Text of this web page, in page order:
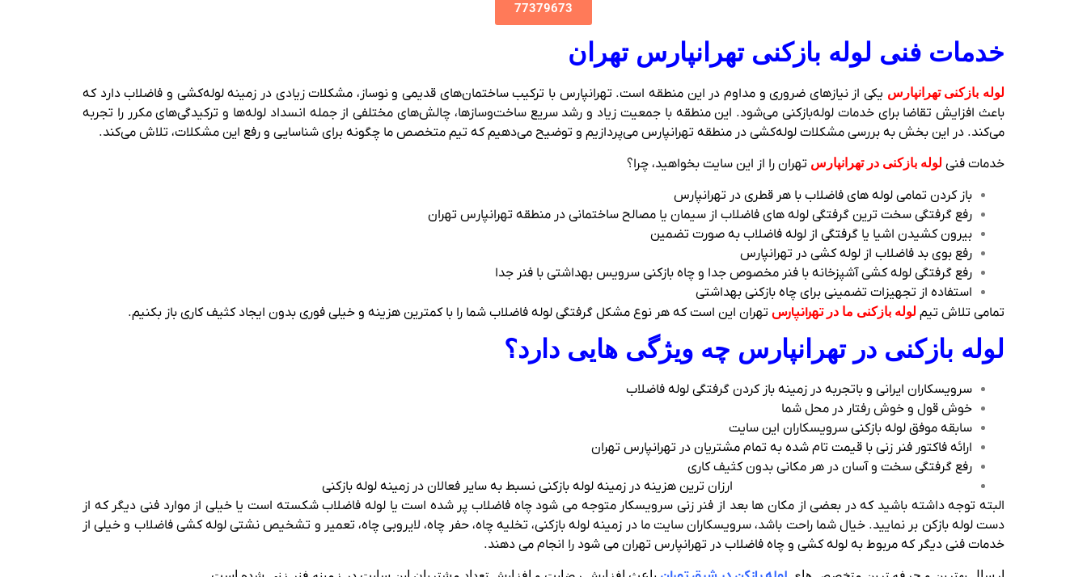
77379673
خدمات فنی لوله بازکنی تهرانپارس تهران
لوله بازکنی تهرانپارس یکی از نیازهای ضروری و مداوم در این منطقه است. تهرانپارس با ترکیب ساختمان‌های قدیمی و نوساز، مشکلات زیادی در زمینه لوله‌کشی و فاضلاب دارد که
باعث افزایش تقاضا برای خدمات لوله‌بازکنی می‌شود. این منطقه با جمعیت زیاد و رشد سریع ساخت‌وسازها، چالش‌های مختلفی از جمله انسداد لوله‌ها و ترکیدگی‌های مکرر را تجربه
می‌کند. در این بخش به بررسی مشکلات لوله‌کشی در منطقه تهرانپارس می‌پردازیم و توضیح می‌دهیم که تیم متخصص ما چگونه برای شناسایی و رفع این مشکلات، تلاش می‌کند.
خدمات فنی لوله بازکنی در تهرانپارس تهران را از این سایت بخواهید، چرا؟
باز کردن تمامی لوله های فاضلاب با هر قطری در تهرانپارس
رفع گرفتگی سخت ترین گرفتگی لوله های فاضلاب از سیمان یا مصالح ساختمانی در منطقه تهرانپارس تهران
بیرون کشیدن اشیا یا گرفتگی از لوله فاضلاب به صورت تضمین
رفع بوی بد فاضلاب از لوله کشی در تهرانپارس
رفع گرفتگی لوله کشی آشپزخانه با فنر مخصوص جدا و چاه بازکنی سرویس بهداشتی با فنر جدا
استفاده از تجهیزات تضمینی برای چاه بازکنی بهداشتی
تمامی تلاش تیم لوله بازکنی ما در تهرانپارس تهران این است که هر نوع مشکل گرفتگی لوله فاضلاب شما را با کمترین هزینه و خیلی فوری بدون ایجاد کثیف کاری باز بکنیم.
لوله بازکنی در تهرانپارس چه ویژگی هایی دارد؟
سرویسکاران ایرانی و باتجربه در زمینه باز کردن گرفتگی لوله فاضلاب
خوش قول و خوش رفتار در محل شما
سابقه موفق لوله بازکنی سرویسکاران این سایت
ارائه فاکتور فنر زنی با قیمت تام شده به تمام مشتریان در تهرانپارس تهران
رفع گرفتگی سخت و آسان در هر مکانی بدون کثیف کاری
ارزان ترین هزینه در زمینه لوله بازکنی نسبط به سایر فعالان در زمینه لوله بازکنی
البته توجه داشته باشید که در بعضی از مکان ها بعد از فنر زنی سرویسکار متوجه می شود چاه فاضلاب پر شده است یا لوله فاضلاب شکسته است یا خیلی از موارد فنی دیگر که از
دست لوله بازکن بر نمایید. خیال شما راحت باشد، سرویسکاران سایت ما در زمینه لوله بازکنی، تخلیه چاه، حفر چاه، لایروبی چاه، تعمیر و تشخیص نشتی لوله کشی فاضلاب و خیلی از
خدمات فنی دیگر که مربوط به لوله کشی و چاه فاضلاب در تهرانپارس تهران می شود را انجام می دهند.